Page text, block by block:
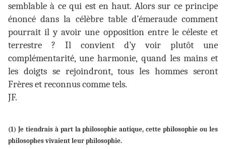
semblable à ce qui est en haut. Alors sur ce principe
énoncé dans la célèbre table d’émeraude comment
pourrait il y avoir une opposition entre le céleste et
terrestre ? Il convient d’y voir plutôt une
complémentarité, une harmonie, quand les mains et
les doigts se rejoindront, tous les hommes seront
Frères et reconnus comme tels.
JF.
(1) Je tiendrais à part la philosophie antique, cette philosophie ou les
philosophes vivaient leur philosophie.